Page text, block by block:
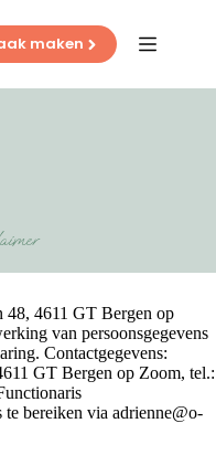
maken
48, 4611 GT Bergen op
van persoonsgegevens
Contactgegevens:
GT Bergen op Zoom, tel.:
bereiken via adrienne@o-